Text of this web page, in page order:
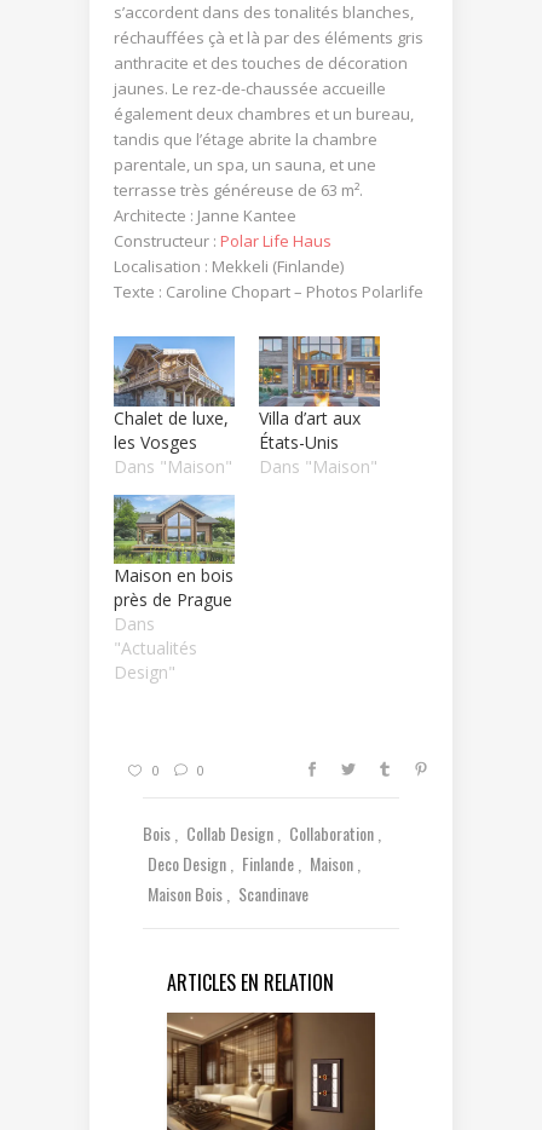
s’accordent dans des tonalités blanches,
réchauffées çà et là par des éléments gris
anthracite et des touches de décoration
jaunes. Le rez-de-chaussée accueille
également deux chambres et un bureau,
tandis que l’étage abrite la chambre
parentale, un spa, un sauna, et une
terrasse très généreuse de 63 m².
Architecte : Janne Kantee
Constructeur : Polar Life Haus
Localisation : Mekkeli (Finlande)
Texte : Caroline Chopart – Photos Polarlife
Chalet de luxe,
les Vosges
Dans "Maison"
Villa d’art aux
États-Unis
Dans "Maison"
Maison en bois
près de Prague
Dans
"Actualités
Design"
0 0
Bois Collab Design
Collaboration
Deco Design
Finlande
Maison
Maison Bois
Scandinave
ARTICLES EN RELATION